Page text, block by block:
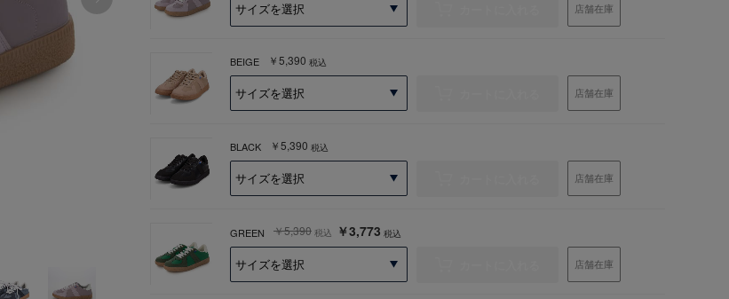
店舗在庫
BEIGE ￥5,390 税込
店舗在庫
BLACK ￥5,390 税込
店舗在庫
GREEN ￥3,773 税込
￥5,390 税込
店舗在庫